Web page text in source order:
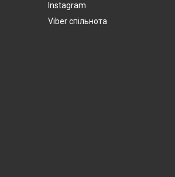
Instagram
Viber спільнота